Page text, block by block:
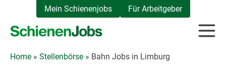
springen
Mein Schienenjobs Für Arbeitgeber
Home » Stellenbörse » Bahn Jobs in Limburg